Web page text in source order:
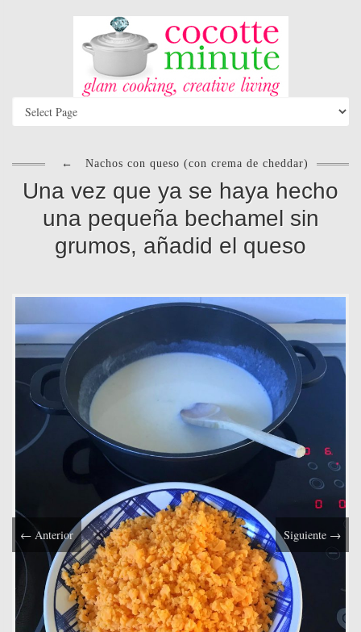
← Nachos con queso (con crema de cheddar)
Una vez que ya se haya hecho
una pequeña bechamel sin
grumos, añadid el queso
← Anterior Siguiente →